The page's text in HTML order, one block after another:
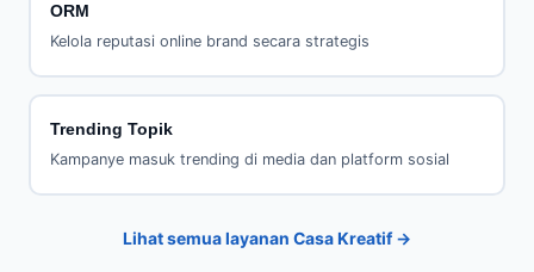
ORM
Kelola reputasi online brand secara strategis
Trending Topik
Kampanye masuk trending di media dan platform sosial
Lihat semua layanan Casa Kreatif →